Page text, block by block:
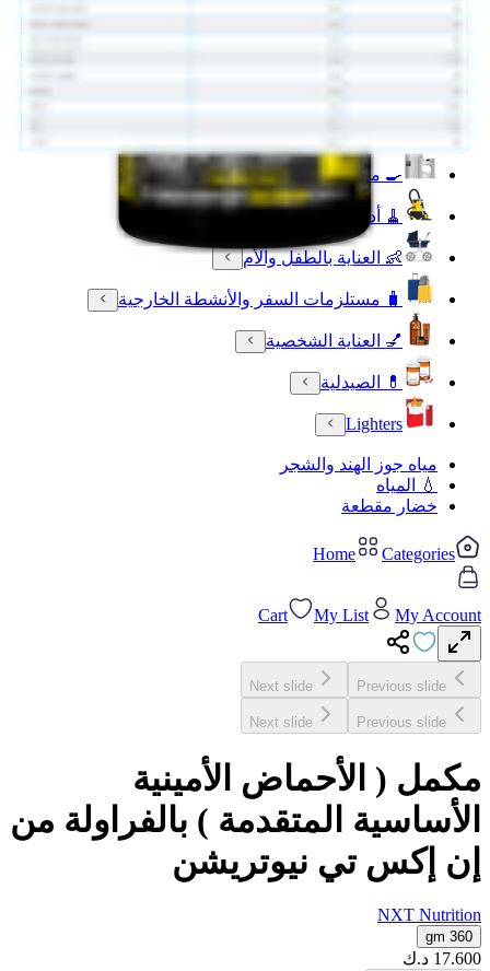
🔌 الأجهزة الالكترونية
🍳 مستلزمات المنزل والمطبخ
🧹 أدوات التنظيف المنزلية
👶 العناية بالطفل والأم
🧳 مستلزمات السفر والأنشطة الخارجية
💅 العناية الشخصية
💊 الصيدلية
Lighters
مياه جوز الهند والشجر
💧 المياه
خضار مقطعة
Home Categories
Cart My List My Account
Previous slide
Next slide
Previous slide
Next slide
مكمل ( الأحماض الأمينية
الأساسية المتقدمة ) بالفراولة من
إن إكس تي نيوتريشن
NXT Nutrition
360 gm
17.600 د.ك